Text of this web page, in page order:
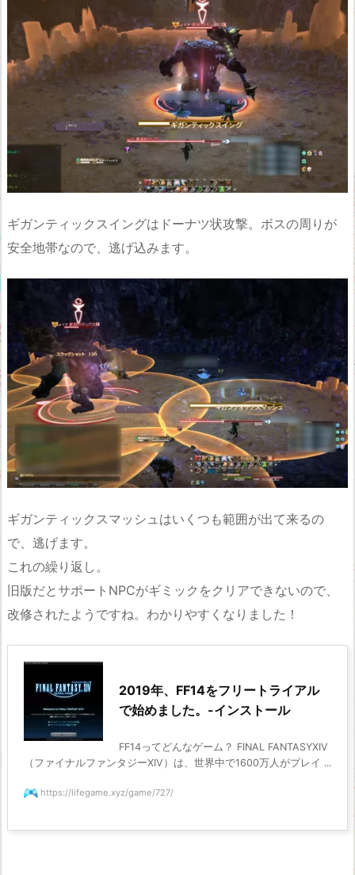
ギガンティックスイングはドーナツ状攻撃。ボスの周りが
安全地帯なので、逃げ込みます。
ギガンティックスマッシュはいくつも範囲が出て来るの
で、逃げます。
これの繰り返し。
旧版だとサポートNPCがギミックをクリアできないので、
改修されたようですね。わかりやすくなりました！
2019年、FF14をフリートライアル
で始めました。-インストール
FF14ってどんなゲーム？ FINAL FANTASYXIV
（ファイナルファンタジーXIV）は、世界中で1600万人がプレイ ...
https://lifegame.xyz/game/727/